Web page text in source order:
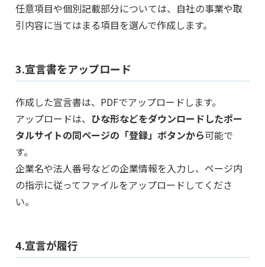
任意項目や個別記載部分については、自社の事業や取
引内容に当てはまる項目を選んで作成します。
3.宣言書をアップロード
作成した宣言書は、PDFでアップロードします。
アップロードは、 ひな形などをダウンロードしたポー
タルサイトの同ページの「登録」ボタンから可能で
す。
企業名や法人番号などの企業情報を入力し、ページ内
の指示に従ってファイルをアップロードしてくださ
い。
4.宣言が履行